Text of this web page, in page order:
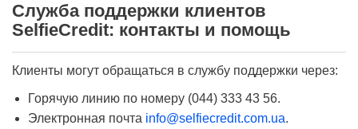
Служба поддержки клиентов
SelfieCredit: контакты и помощь
Клиенты могут обращаться в службу поддержки через:
Горячую линию по номеру (044) 333 43 56.
Электронная почта info@selfiecredit.com.ua.